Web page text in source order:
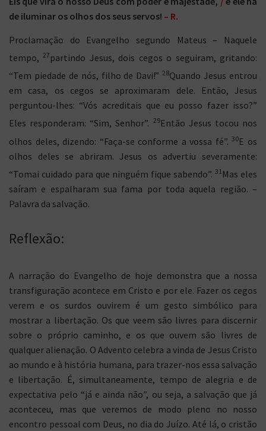
de iluminar os olhos dos seus servos! – R.
Proclamação do Evangelho segundo Mateus – Naquele
tempo,27 partindo Jesus, dois cegos o seguiram, gritando:
“Tem piedade de nós, filho de Davi!”28Quando Jesus entrou
em casa, os cegos se aproximaram dele. Então, Jesus
perguntou-lhes: “Vós acreditais que eu posso fazer isso?”
Eles responderam: “Sim, Senhor”. 29Então Jesus tocou nos
olhos deles, dizendo: “Faça-se conforme a vossa fé”.30E os
olhos deles se abriram. Jesus os advertiu severamente:
“Tomai cuidado para que ninguém fique sabendo”. 31 Mas eles
saíram e espalharam sua fama por toda aquela região. –
Palavra da salvação.
Reflexão:
A narração do Evangelho de hoje demonstra que a nossa
transfiguração acontece em Cristo e por ele. Fazer os cegos
verem e os surdos ouvirem é um gesto simbólico para
mostrar a libertação. Os que veem são livres para discernir
sobre o próprio caminho, e os que ouvem são livres de
qualquer alienação. O Advento celebra a vinda de Jesus Cristo
ao mundo e à história humana, para trazer-nos essa salvação
e libertação. É, simultaneamente, tempo de alegria e de
expectativa pelo “já e ainda não”, ou seja, a salvação que já
aconteceu, mas que veremos de modo pleno no nosso
encontro pessoal com Deus, no dia do Juízo. Até lá, o cristão